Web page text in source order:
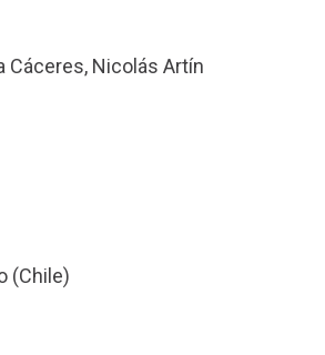
Cáceres, Nicolás Artín
(Chile)